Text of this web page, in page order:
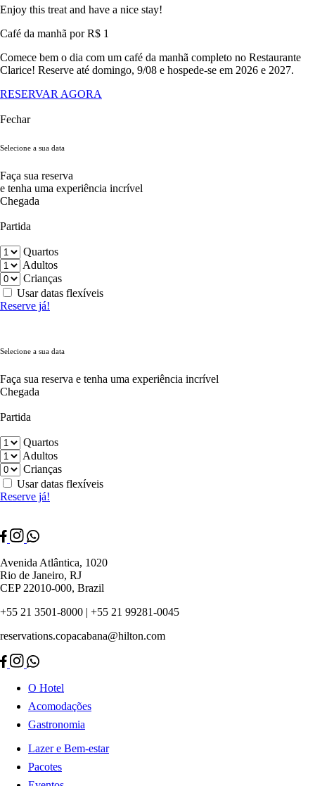
Enjoy this treat and have a nice stay!
Café da manhã por R$ 1
Comece bem o dia com um café da manhã completo no Restaurante
Clarice! Reserve até domingo, 9/08 e hospede-se em 2026 e 2027.
RESERVAR AGORA
Fechar
Selecione a sua data
Faça sua reserva
e tenha uma experiência incrível
Chegada
Partida
Quartos
Adultos
Crianças
Usar datas flexíveis
Reserve já!
Selecione a sua data
Faça sua reserva e tenha uma experiência incrível
Chegada
Partida
Quartos
Adultos
Crianças
Usar datas flexíveis
Reserve já!
Avenida Atlântica, 1020
Rio de Janeiro, RJ
CEP 22010-000, Brazil
+55 21 3501-8000 | +55 21 99281-0045
reservations.copacabana@hilton.com
O Hotel
Acomodações
Gastronomia
Lazer e Bem-estar
Pacotes